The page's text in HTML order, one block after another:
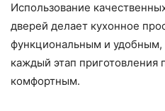
Использование
дверей делает кухонное
функциональным и удобным,
каждый этап
комфортным.